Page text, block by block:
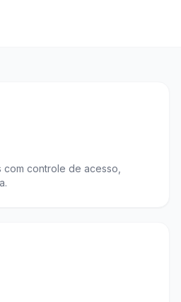
controle de acesso,